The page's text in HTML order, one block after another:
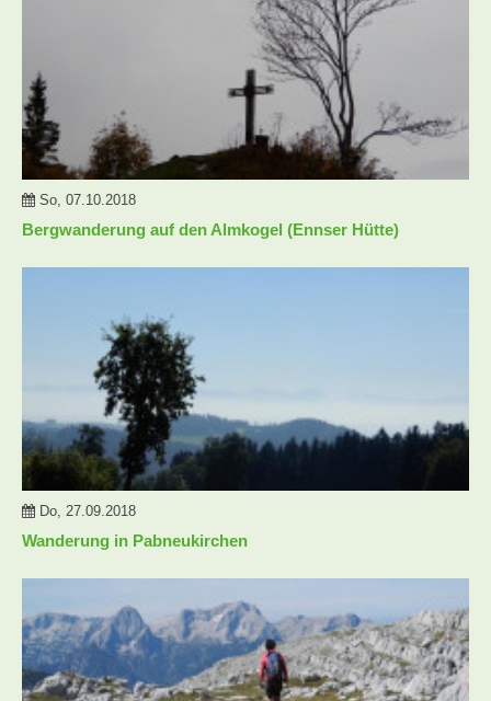
So, 07.10.2018
Bergwanderung auf den Almkogel (Ennser Hütte)
Do, 27.09.2018
Wanderung in Pabneukirchen